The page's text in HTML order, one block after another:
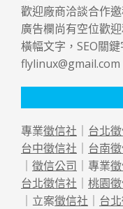
歡迎廠商洽談合作
廣告欄尚有空位歡
橫幅文字，SEO關
flylinux@gmail.com
專業徵信社 ｜ 台北
台中徵信社 ｜ 台南
｜ 徵信公司 ｜專業
台北徵信社 ｜ 桃園
｜立案徵信社 ｜ 台